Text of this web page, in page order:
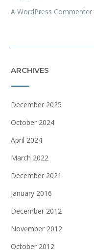
A WordPress Commenter
ARCHIVES
December 2025
October 2024
April 2024
March 2022
December 2021
January 2016
December 2012
November 2012
October 2012